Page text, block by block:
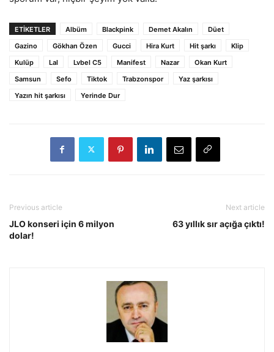
ETİKETLER Albüm Blackpink Demet Akalın
Düet
Gazino
Gökhan Özen Gucci Hira Kurt Hit şarkı
Klip
Kulüp
Lal Lvbel C5 Manifest Nazar
Okan Kurt
Samsun
Sefo Tiktok Trabzonspor
Yaz şarkısı
Yazın hit şarkısı
Yerinde Dur
Previous article
JLO konseri için 6 milyon
dolar!
Next article
63 yıllık sır açığa çıktı!